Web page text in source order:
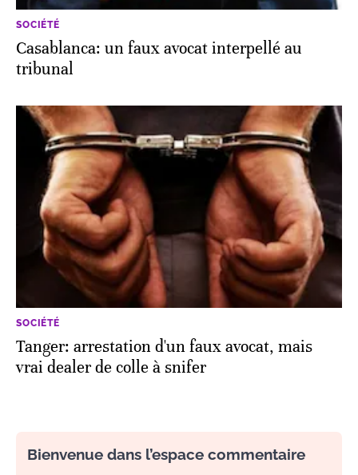
SOCIÉTÉ
Casablanca: un faux avocat interpellé au
tribunal
SOCIÉTÉ
Tanger: arrestation d'un faux avocat, mais
vrai dealer de colle à snifer
Bienvenue dans l’espace commentaire